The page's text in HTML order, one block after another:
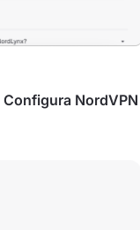
Configura NordVPN